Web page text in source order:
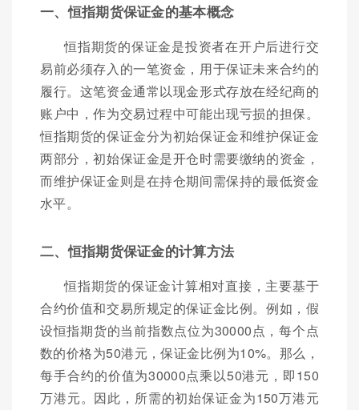
一、恒指期货保证金的基本概念
恒指期货的保证金是投资者在开户后进行交
易前必须存入的一笔资金，用于保证未来合约的
履行。这笔资金通常以现金形式存放在经纪商的
账户中，作为交易过程中可能出现亏损的担保。
恒指期货的保证金分为初始保证金和维护保证金
两部分，初始保证金是开仓时需要缴纳的资金，
而维护保证金则是在持仓期间需保持的最低资金
水平。
二、恒指期货保证金的计算方法
恒指期货的保证金计算相对直接，主要基于
合约价值和交易所规定的保证金比例。例如，假
设恒指期货的当前指数点位为30000点，每个点
数的价格为50港元，保证金比例为10%。那么，
每手合约的价值为30000点乘以50港元，即150
万港元。因此，所需的初始保证金为150万港元